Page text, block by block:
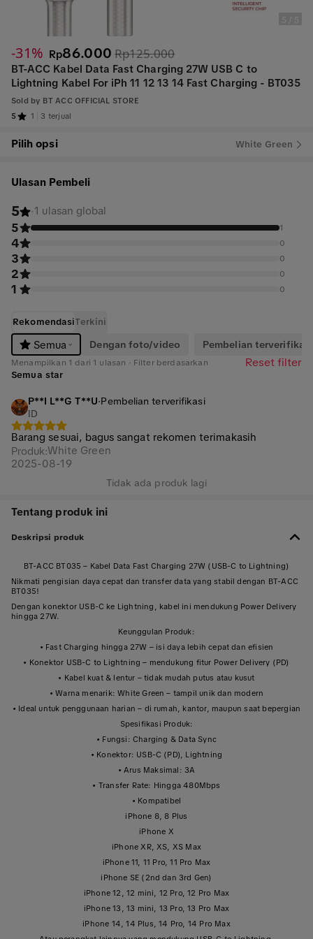
-31% Rp86.000 Rp125.000
BT-ACC Kabel Data Fast Charging 27W USB C to
Lightning Kabel For iPh 11 12 13 14 Fast Charging - BT035
Sold by BT ACC OFFICIAL STORE
5
1 3 terjual
Pilih opsi White Green
Ulasan Pembeli
5 ·1 ulasan global
5 1
4 0
3 0
2 0
1 0
RekomendasiTerkini
Semua
Dengan foto/video Pembelian terverifikasi
Menampilkan 1 dari 1 ulasan · Filter berdasarkan Reset filter
Semua star
P**I L**G T**U·Pembelian terverifikasi
ID
Barang sesuai, bagus sangat rekomen terimakasih
Produk:White Green
2025-08-19
Tidak ada produk lagi
Tentang produk ini
Deskripsi produk
BT-ACC BT035 – Kabel Data Fast Charging 27W (USB-C to Lightning)
Nikmati pengisian daya cepat dan transfer data yang stabil dengan BT-ACC
BT035!
Dengan konektor USB-C ke Lightning, kabel ini mendukung Power Delivery
hingga 27W.
Keunggulan Produk:
• Fast Charging hingga 27W – isi daya lebih cepat dan efisien
• Konektor USB-C to Lightning – mendukung fitur Power Delivery (PD)
• Kabel kuat & lentur – tidak mudah putus atau kusut
• Warna menarik: White Green – tampil unik dan modern
• Ideal untuk penggunaan harian – di rumah, kantor, maupun saat bepergian
Spesifikasi Produk:
• Fungsi: Charging & Data Sync
• Konektor: USB-C (PD), Lightning
• Arus Maksimal: 3A
• Transfer Rate: Hingga 480Mbps
• Kompatibel
iPhone 8, 8 Plus
iPhone X
iPhone XR, XS, XS Max
iPhone 11, 11 Pro, 11 Pro Max
iPhone SE (2nd dan 3rd Gen)
iPhone 12, 12 mini, 12 Pro, 12 Pro Max
iPhone 13, 13 mini, 13 Pro, 13 Pro Max
iPhone 14, 14 Plus, 14 Pro, 14 Pro Max